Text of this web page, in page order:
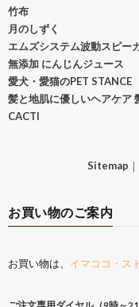
竹布
月のしずく
エムズシステム波動スピー
無添加 にんじんジュース
愛犬・愛猫のPET STANCE
髪と地肌に優しいヘアケア
CACTI
Sitemap ｜
お買い物のご案内
お買い物は、 イマココ・ス
ご注文専用ダイヤル（9時～